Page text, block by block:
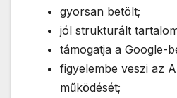
gyorsan betölt;
jól strukturált
támogatja a Google-
figyelembe veszi az
működését;